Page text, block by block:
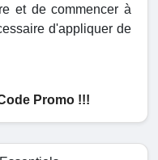
et de commencer à
d'appliquer de
Promo !!!